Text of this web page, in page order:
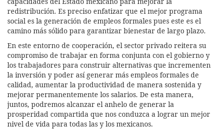
redistribución. Es preciso enfatizar que el mejor programa
social es la generación de empleos formales pues este es el
camino más sólido para garantizar bienestar de largo plazo.
En este entorno de cooperación, el sector privado reitera su
compromiso de trabajar en forma conjunta con el gobierno y
los trabajadores para construir alternativas que incrementen
la inversión y poder así generar más empleos formales de
calidad, aumentar la productividad de manera sostenida y
mejorar permanentemente los salarios. De esta manera,
juntos, podremos alcanzar el anhelo de generar la
prosperidad compartida que nos conduzca a lograr un mejor
nivel de vida para todas las y los mexicanos.